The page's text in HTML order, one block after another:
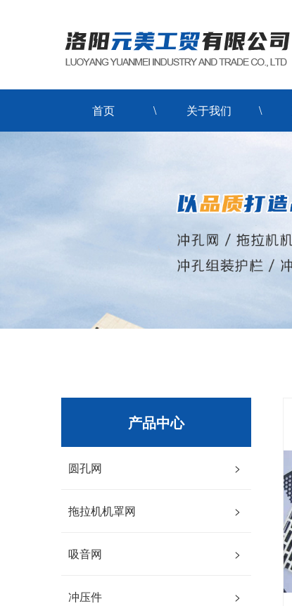
首页 关于我们
产品中心
>
圆孔网
>
拖拉机机罩网
>
吸音网
>
冲压件